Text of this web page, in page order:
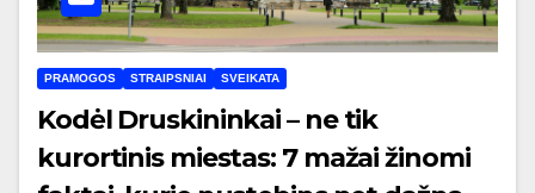
PRAMOGOS STRAIPSNIAI SVEIKATA
Kodėl Druskininkai – ne tik
kurortinis miestas: 7 mažai žinomi